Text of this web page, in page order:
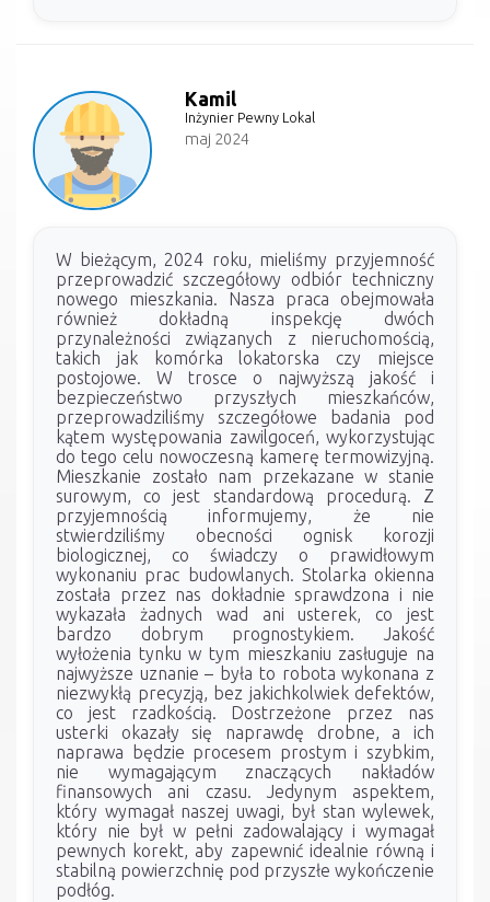
Kamil
Inżynier Pewny Lokal
maj 2024
W bieżącym, 2024 roku, mieliśmy przyjemność
przeprowadzić szczegółowy odbiór techniczny
nowego mieszkania. Nasza praca obejmowała
również dokładną inspekcję dwóch
przynależności związanych z nieruchomością,
takich jak komórka lokatorska czy miejsce
postojowe. W trosce o najwyższą jakość i
bezpieczeństwo przyszłych mieszkańców,
przeprowadziliśmy szczegółowe badania pod
kątem występowania zawilgoceń, wykorzystując
do tego celu nowoczesną kamerę termowizyjną.
Mieszkanie zostało nam przekazane w stanie
surowym, co jest standardową procedurą. Z
przyjemnością informujemy, że nie
stwierdziliśmy obecności ognisk korozji
biologicznej, co świadczy o prawidłowym
wykonaniu prac budowlanych. Stolarka okienna
została przez nas dokładnie sprawdzona i nie
wykazała żadnych wad ani usterek, co jest
bardzo dobrym prognostykiem. Jakość
wyłożenia tynku w tym mieszkaniu zasługuje na
najwyższe uznanie – była to robota wykonana z
niezwykłą precyzją, bez jakichkolwiek defektów,
co jest rzadkością. Dostrzeżone przez nas
usterki okazały się naprawdę drobne, a ich
naprawa będzie procesem prostym i szybkim,
nie wymagającym znaczących nakładów
finansowych ani czasu. Jedynym aspektem,
który wymagał naszej uwagi, był stan wylewek,
który nie był w pełni zadowalający i wymagał
pewnych korekt, aby zapewnić idealnie równą i
stabilną powierzchnię pod przyszłe wykończenie
podłóg.